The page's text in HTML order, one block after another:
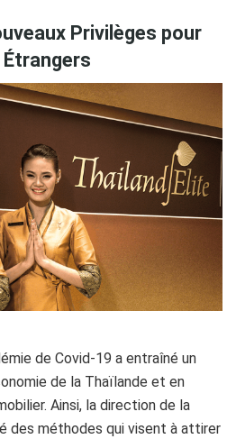
Privilèges pour
de Covid-19 a entraîné un
de la Thaïlande et en
Ainsi, la direction de la
des méthodes qui visent à attirer